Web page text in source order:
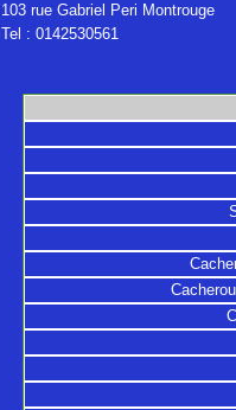
103 rue Gabriel Peri Montrouge
Tel : 0142530561